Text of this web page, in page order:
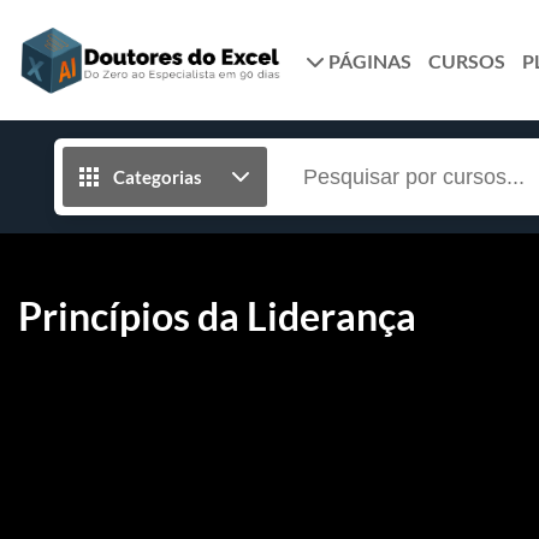
PÁGINAS CURSOS
Categorias
Princípios da Liderança